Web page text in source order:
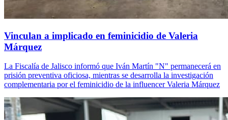
Vinculan a implicado en feminicidio de Valeria
Márquez
La Fiscalía de Jalisco informó que Iván Martín "N" permanecerá en
prisión preventiva oficiosa, mientras se desarrolla la investigación
complementaria por el feminicidio de la influencer Valeria Márquez